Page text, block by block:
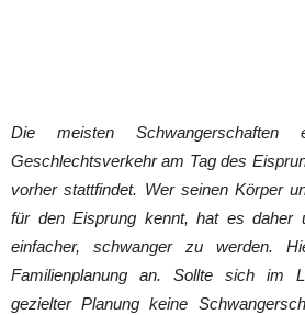
Die meisten Schwangerschaften
Geschlechtsverkehr am Tag des
vorher stattfindet. Wer seinen Körper
für den Eisprung kennt, hat es daher
einfacher, schwanger zu werden.
Familienplanung an. Sollte sich im
gezielter Planung keine